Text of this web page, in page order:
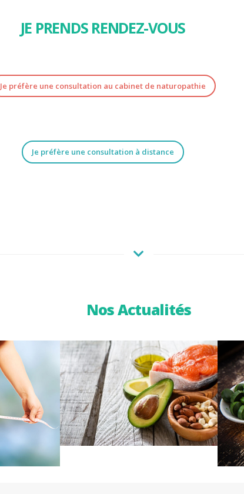
JE PRENDS RENDEZ-VOUS
Je préfère une consultation au cabinet de naturopathie
Je préfère une consultation à distance
Nos Actualités